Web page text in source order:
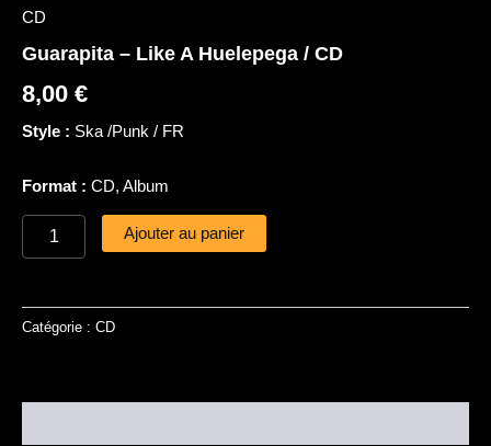
CD
Guarapita – Like A Huelepega / CD
8,00 €
Style : Ska /Punk / FR
Format : CD, Album
Like
Huelepega
CD
Ajouter au panier
Catégorie : CD